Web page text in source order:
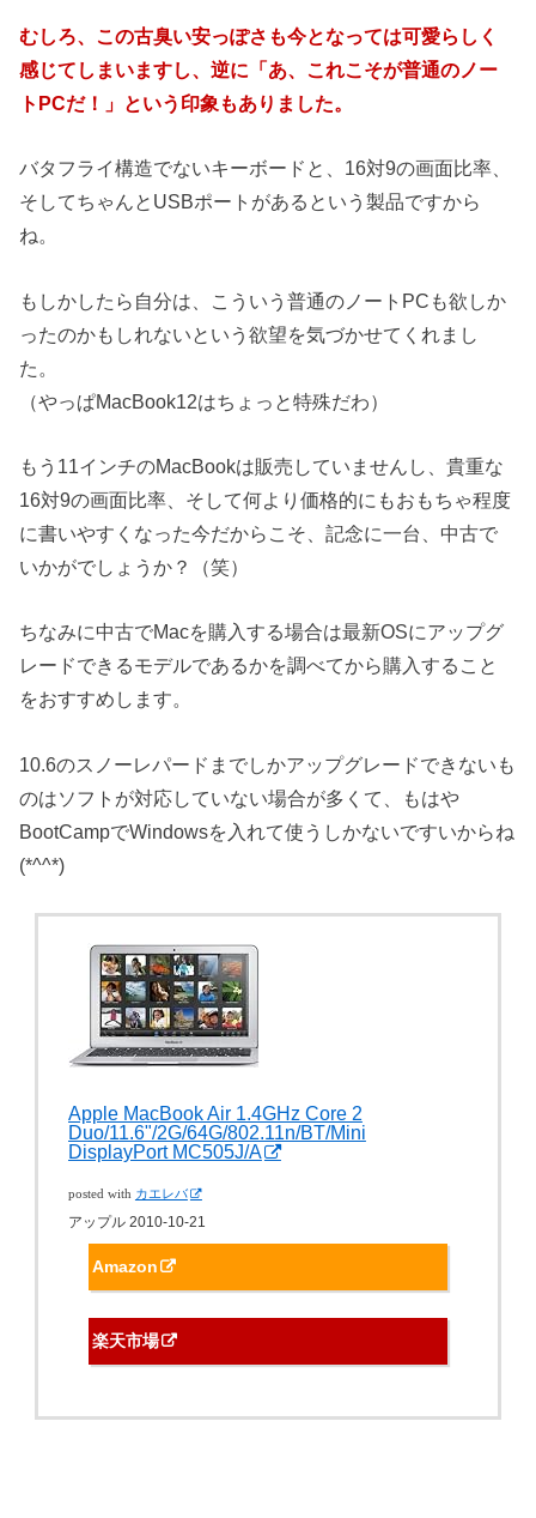
むしろ、この古臭い安っぽさも今となっては可愛らしく
感じてしまいますし、逆に「あ、これこそが普通のノー
トPCだ！」という印象もありました。
バタフライ構造でないキーボードと、16対9の画面比率、
そしてちゃんとUSBポートがあるという製品ですから
ね。
もしかしたら自分は、こういう普通のノートPCも欲しか
ったのかもしれないという欲望を気づかせてくれまし
た。
（やっぱMacBook12はちょっと特殊だわ）
もう11インチのMacBookは販売していませんし、貴重な
16対9の画面比率、そして何より価格的にもおもちゃ程度
に書いやすくなった今だからこそ、記念に一台、中古で
いかがでしょうか？（笑）
ちなみに中古でMacを購入する場合は最新OSにアップグ
レードできるモデルであるかを調べてから購入すること
をおすすめします。
10.6のスノーレパードまでしかアップグレードできないも
のはソフトが対応していない場合が多くて、もはや
BootCampでWindowsを入れて使うしかないですいからね
(*^^*)
Apple MacBook Air 1.4GHz Core 2
Duo/11.6"/2G/64G/802.11n/BT/Mini
DisplayPort MC505J/A
posted with カエレバ
アップル 2010-10-21
Amazon
楽天市場